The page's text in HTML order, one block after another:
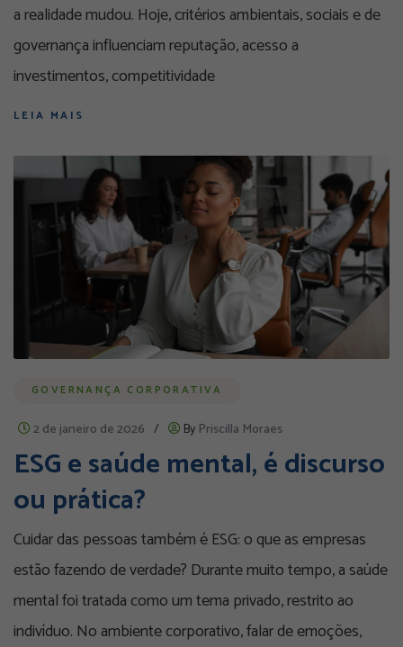
a realidade mudou. Hoje, critérios ambientais, sociais e de
governança influenciam reputação, acesso a
investimentos, competitividade
LEIA MAIS
GOVERNANÇA CORPORATIVA
2 de janeiro de 2026 / By Priscilla Moraes
ESG e saúde mental, é discurso
ou prática?
Cuidar das pessoas também é ESG: o que as empresas
estão fazendo de verdade? Durante muito tempo, a saúde
mental foi tratada como um tema privado, restrito ao
indivíduo. No ambiente corporativo, falar de emoções,